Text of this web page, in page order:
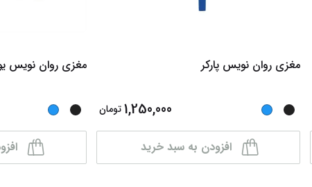
مغزی روان نویس پارکر
1,250,000 تومان
افزودن به سبد خرید
مغزی روان نویس